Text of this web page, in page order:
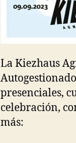
La Kiezhaus
presenciales,
celebración,
más: